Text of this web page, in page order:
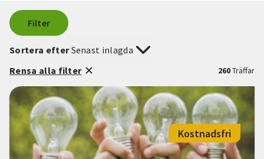
Filter
260Träffar
Sortera efterSenast inlagda
Rensa alla filter
Kostnadsfri